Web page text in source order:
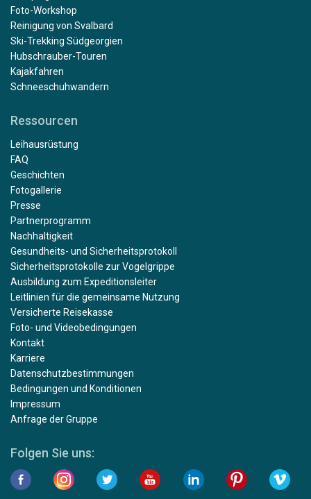
Foto-Workshop
Reinigung von Svalbard
Ski-Trekking Südgeorgien
Hubschrauber-Touren
Kajakfahren
Schneeschuhwandern
Ressourcen
Leihausrüstung
FAQ
Geschichten
Fotogallerie
Presse
Partnerprogramm
Nachhaltigkeit
Gesundheits- und Sicherheitsprotokoll
Sicherheitsprotokolle zur Vogelgrippe
Ausbildung zum Expeditionsleiter
Leitlinien für die gemeinsame Nutzung
Versicherte Reisekasse
Foto- und Videobedingungen
Kontakt
Karriere
Datenschutzbestimmungen
Bedingungen und Konditionen
Impressum
Anfrage der Gruppe
Folgen Sie uns: